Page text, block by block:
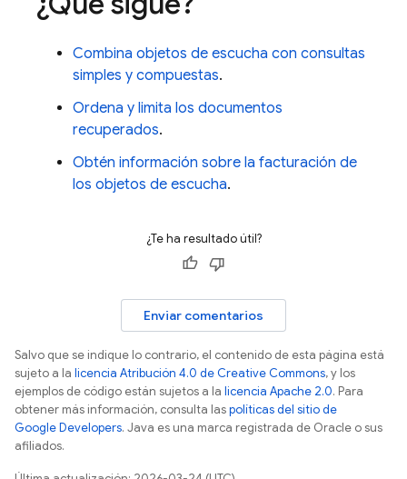
Combina objetos de escucha con consultas
simples y compuestas.
Ordena y limita los documentos
recuperados.
Obtén información sobre la facturación de
los objetos de escucha.
¿Te ha resultado útil?
Enviar comentarios
Salvo que se indique lo contrario, el contenido de esta página está
sujeto a la licencia Atribución 4.0 de Creative Commons, y los
ejemplos de código están sujetos a la licencia Apache 2.0. Para
obtener más información, consulta laspolíticas del sitio de
Google Developers. Java es una marca registrada de Oracle o sus
afiliados.